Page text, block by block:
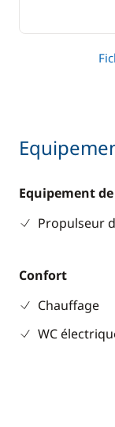
Equipement
Propulseur
Confort
Chauffage
WC